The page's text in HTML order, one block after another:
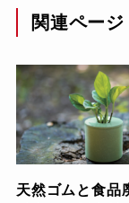
関連ページ
天然ゴムと食品